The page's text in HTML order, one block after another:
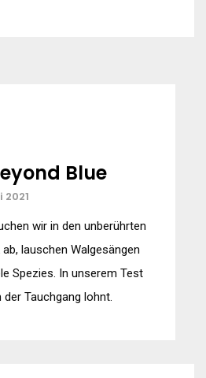
Blue
2021
wir in den unberührten
lauschen Walgesängen
Spezies. In unserem Test
Tauchgang lohnt.